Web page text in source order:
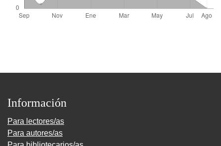
Información
Para lectores/as
Para autores/as